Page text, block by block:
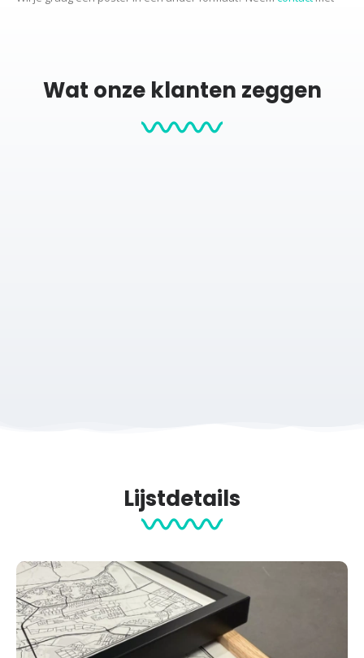
Wat onze klanten zeggen
Lijstdetails